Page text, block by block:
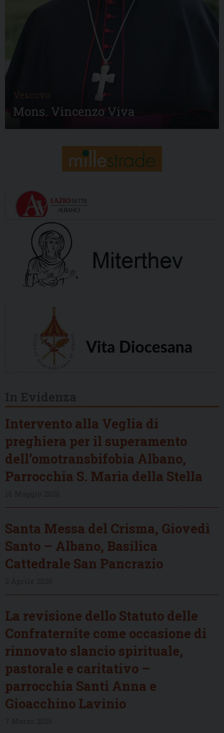
Vescovo
Mons. Vincenzo Viva
Intervento alla Veglia di
preghiera per il superamento
dell’omotransbifobia Albano,
Parrocchia S. Maria della Stella
Santa Messa del Crisma, Giovedì
Santo – Albano, Basilica
Cattedrale San Pancrazio
La revisione dello Statuto delle
Confraternite come occasione di
rinnovato slancio spirituale,
pastorale e caritativo –
parrocchia Santi Anna e
Gioacchino Lavinio